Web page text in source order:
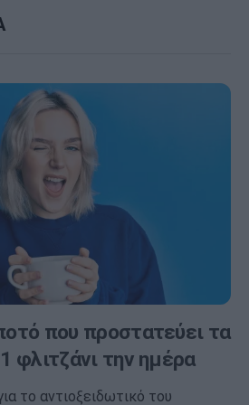
που προστατεύει τα
φλιτζάνι την ημέρα
το αντιοξειδωτικό του